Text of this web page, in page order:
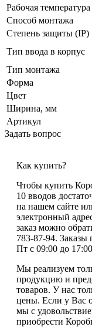
Рабочая температура
Способ монтажа
Степень защиты (IP)
Тип ввода в корпус
Тип монтажа
Форма
Цвет
Ширина, мм
Артикул
Задать вопрос
Как купить?
Чтобы купить
10 вводов
на нашем сайте
электронный
заказ можно
783-87-94.
Пт с 09:00 до
Мы реализуем
продукцию и
товаров. У нас
цены. Если у Вас
мы с
приобрести